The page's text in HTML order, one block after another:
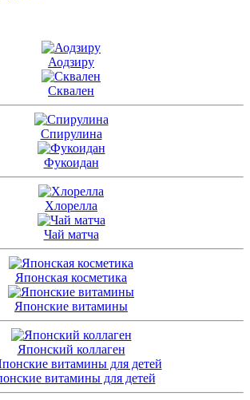
Аодзиру
Сквален
Спирулина
Фукоидан
Хлорелла
Чай матча
Японская косметика
Японские витамины
Японский коллаген
витамины для детей